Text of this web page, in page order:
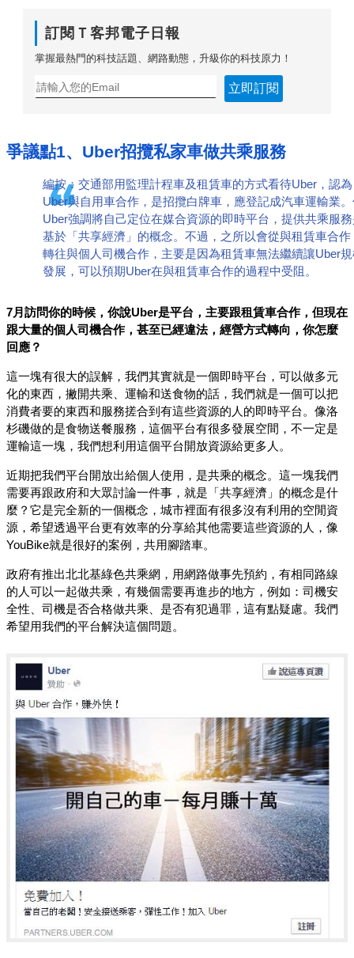
訂閱Ｔ客邦電子日報
掌握最熱門的科技話題、網路動態，升級你的科技原力！
立即訂閱
爭議點1、Uber招攬私家車做共乘服務
編按：交通部用監理計程車及租賃車的方式看待Uber，認為
Uber與自用車合作，是招攬白牌車，應登記成汽車運輸業
Uber強調將自己定位在媒合資源的即時平台，提供共乘服
基於「共享經濟」的概念。不過，之所以會從與租賃車合作
轉往與個人司機合作，主要是因為租賃車無法繼續讓Uber
發展，可以預期Uber在與租賃車合作的過程中受阻。
7月訪問你的時候，你說Uber是平台，主要跟租賃車合作，但現在
跟大量的個人司機合作，甚至已經違法，經營方式轉向，你怎麼
回應？
這一塊有很大的誤解，我們其實就是一個即時平台，可以做多元
化的東西，撇開共乘、運輸和送食物的話，我們就是一個可以把
消費者要的東西和服務搓合到有這些資源的人的即時平台。像洛
杉磯做的是食物送餐服務，這個平台有很多發展空間，不一定是
運輸這一塊，我們想利用這個平台開放資源給更多人。
近期把我們平台開放出給個人使用，是共乘的概念。這一塊我們
需要再跟政府和大眾討論一件事，就是「共享經濟」的概念是什
麼？它是完全新的一個概念，城市裡面有很多沒有利用的空閒資
源，希望透過平台更有效率的分享給其他需要這些資源的人，像
YouBike就是很好的案例，共用腳踏車。
政府有推出北北基綠色共乘網，用網路做事先預約，有相同路線
的人可以一起做共乘，有幾個需要再進步的地方，例如：司機安
全性、司機是否合格做共乘、是否有犯過罪，這有點疑慮。我們
希望用我們的平台解決這個問題。